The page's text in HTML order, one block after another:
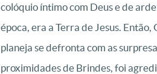
colóquio íntimo com Deus e de
época, era a Terra de Jesus.
planeja se defronta com as
proximidades de Brindes, foi